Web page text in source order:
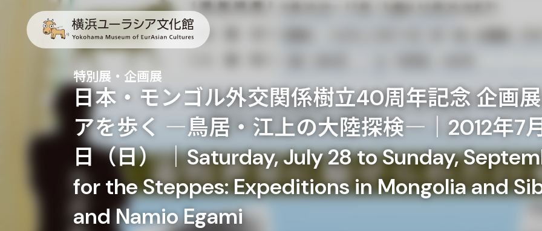
日本・モンゴル外交関係樹立40周年記念 企画
アを歩く ―鳥居・江上の大陸探検―｜2012年7
日（日） ｜Saturday, July 28 to Sunday,
for the Steppes: Expeditions in Mongolia and
and Namio Egami
特別展・企画展